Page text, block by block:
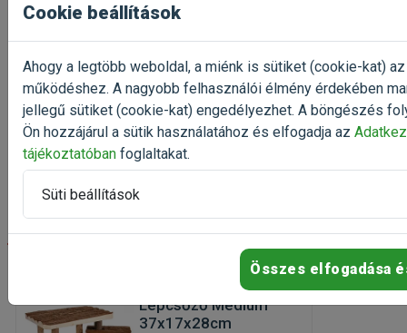
Kiszerelés: 1 Darab
Gyártó:Trixie
Egységár: 3 902 Ft / db
Rendelhető
3 902 Ft 4 878 Ft
Kosárba
Trixie Natural Living
Lépcsőző Medium
37x17x28cm
Cookie beállítások
Ahogy a legtöbb weboldal, a miénk is sütiket (cookie-kat)
működéshez. A nagyobb felhasználói élmény érdekében
jellegű sütiket (cookie-kat) engedélyezhet. A böngészés
Ön hozzájárul a sütik használatához és elfogadja az
tájékoztatóban foglaltakat.
Süti beállítások
Összes elfogadása